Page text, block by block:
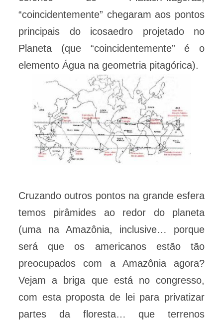
“coincidentemente” chegaram aos pontos
principais do icosaedro projetado no
Planeta (que “coincidentemente” é o
elemento Água na geometria pitagórica).
Cruzando outros pontos na grande esfera
temos pirâmides ao redor do planeta
(uma na Amazônia, inclusive… porque
será que os americanos estão tão
preocupados com a Amazônia agora?
Vejam a briga que está no congresso,
com esta proposta de lei para privatizar
partes da floresta… que terrenos